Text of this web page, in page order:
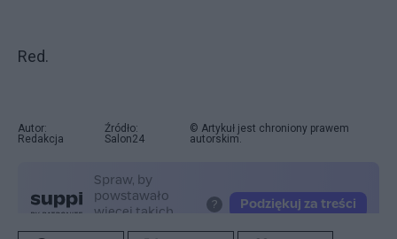
Red.
Autor:
Redakcja
Źródło:
Salon24
© Artykuł jest chroniony prawem
autorskim.